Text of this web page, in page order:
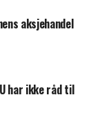
aksjehandel
har ikke råd til